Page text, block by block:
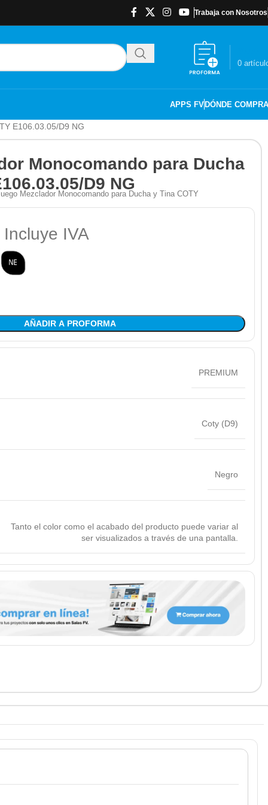
Trabaja con Nosotros
0
APPS FVDÓNDE
E106.03.05/D9 NG
Monocomando para Ducha
D9 NG
Mezclador Monocomando para Ducha y Tina COTY
Incluye IVA
AÑADIR A PROFORMA
PREMIUM
Coty (D9)
Negro
Tanto el color como el acabado del producto puede variar al
ser visualizados a través de una pantalla.